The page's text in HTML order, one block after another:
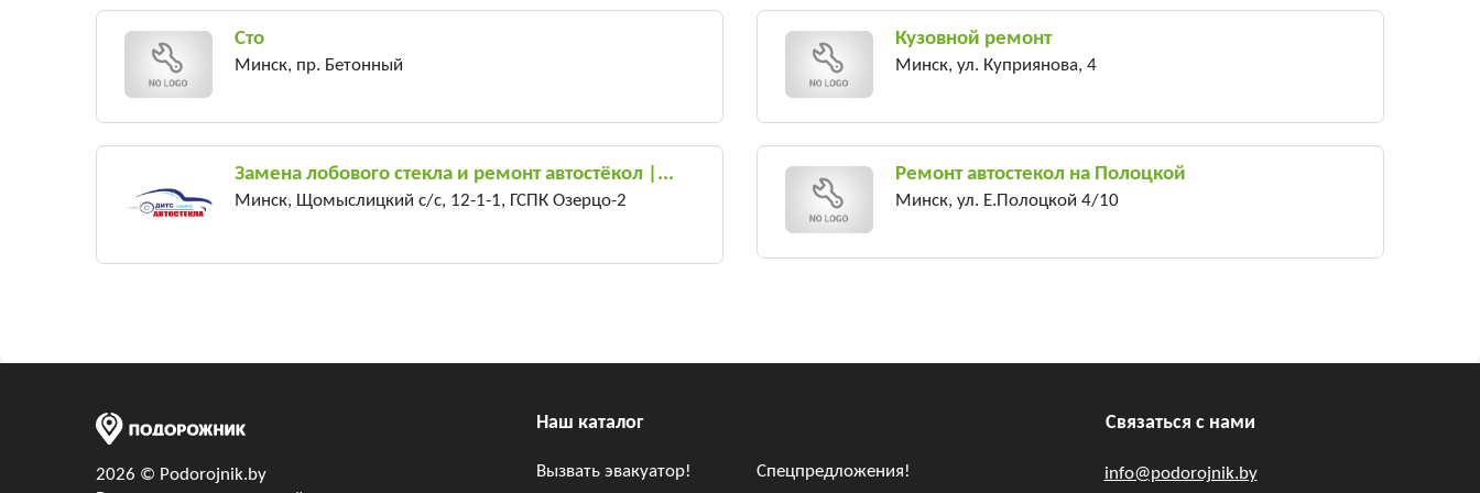
Сто
Минск, пр. Бетонный
Кузовной ремонт
Минск, ул. Куприянова, 4
Замена лобового стекла и ремонт автостёкол |...
Минск, Щомыслицкий с/c, 12-1-1, ГСПК Озерцо-2
Ремонт автостекол на Полоцкой
Минск, ул. Е.Полоцкой 4/10
2026 © Podorojnik.by
Наш каталог
Вызвать эвакуатор!
Спецпредложения!
Связаться с нами
info@podorojnik.by